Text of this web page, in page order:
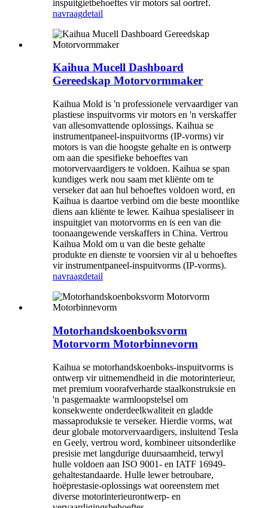
inspuitgietbehoeftes vir motors sal oortref.
navraagdetail
Kaihua Mucell Dashboard
Gereedskap Motorvormmaker
Kaihua Mold is 'n professionele vervaardiger van
plastiese inspuitvorms vir motors en 'n verskaffer
van allesomvattende oplossings. Kaihua se
instrumentpaneel-inspuitvorms (IP-vorms) vir
motors is van die hoogste gehalte en is ontwerp
om aan die spesifieke behoeftes van
motorvervaardigers te voldoen. Kaihua se span
kundiges werk nou saam met kliënte om te
verseker dat aan hul behoeftes voldoen word, en
Kaihua is daartoe verbind om die beste moontlike
diens aan kliënte te lewer. Kaihua spesialiseer in
inspuitgiet van motorvorms en is een van die
toonaangewende verskaffers in China. Vertrou
Kaihua Mold om u van die beste gehalte
produkte en dienste te voorsien vir al u behoeftes
vir instrumentpaneel-inspuitvorms (IP-vorms).
navraagdetail
Motorhandskoenboksvorm
Motorvorm Motorbinnevorm
Kaihua se motorhandskoenboks-inspuitvorms is
ontwerp vir uitnemendheid in die motorinterieur,
met premium voorafverharde staalkonstruksie en
'n pasgemaakte warmloopstelsel om
konsekwente onderdeelkwaliteit en gladde
massaproduksie te verseker. Hierdie vorms, wat
deur globale motorvervaardigers, insluitend Tesla
en Geely, vertrou word, kombineer uitsonderlike
presisie met langdurige duursaamheid, terwyl
hulle voldoen aan ISO 9001- en IATF 16949-
gehaltestandaarde. Hulle lewer betroubare,
hoëprestasie-oplossings wat ooreenstem met
diverse motorinterieurontwerp- en